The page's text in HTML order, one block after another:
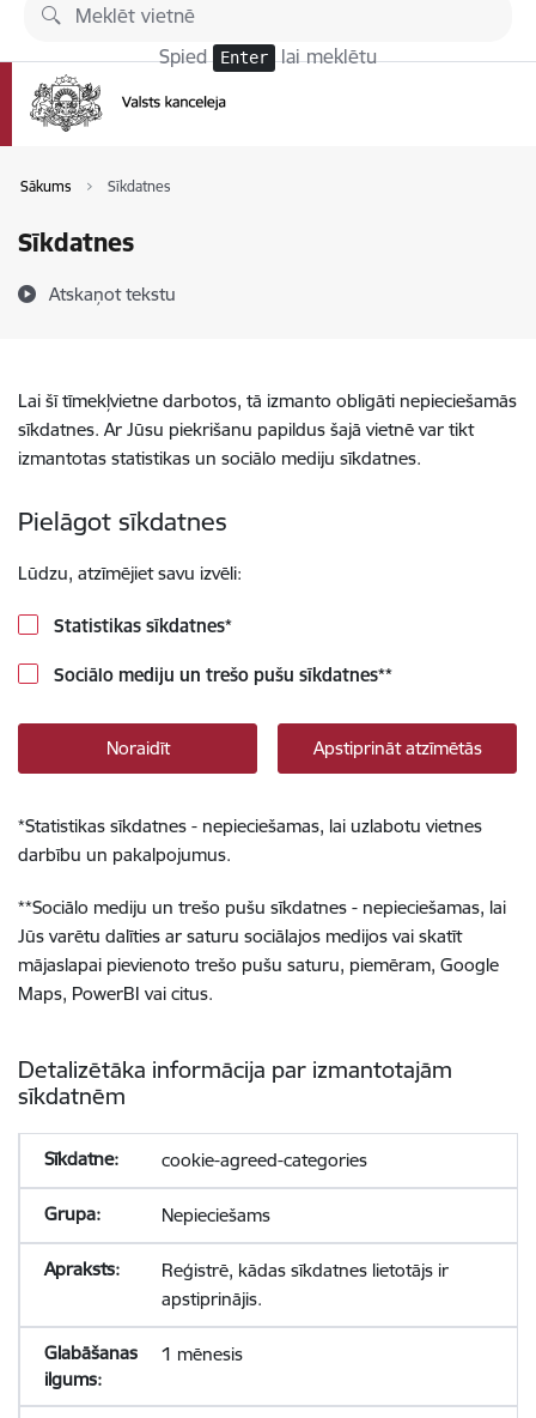
Pāriet uz lapas saturu
Spied Enter lai meklētu
Sākums Sīkdatnes
Sīkdatnes
Atskaņot tekstu
Lai šī tīmekļvietne darbotos, tā izmanto obligāti nepieciešamās
sīkdatnes. Ar Jūsu piekrišanu papildus šajā vietnē var tikt
izmantotas statistikas un sociālo mediju sīkdatnes.
Pielāgot sīkdatnes
Lūdzu, atzīmējiet savu izvēli:
Statistikas sīkdatnes*
Sociālo mediju un trešo pušu sīkdatnes**
Noraidīt Apstiprināt atzīmētās
*Statistikas sīkdatnes - nepieciešamas, lai uzlabotu vietnes
darbību un pakalpojumus.
**Sociālo mediju un trešo pušu sīkdatnes - nepieciešamas, lai
Jūs varētu dalīties ar saturu sociālajos medijos vai skatīt
mājaslapai pievienoto trešo pušu saturu, piemēram, Google
Maps, PowerBI vai citus.
Detalizētāka informācija par izmantotajām
sīkdatnēm
cookie-agreed-categories
Nepieciešams
Reģistrē, kādas sīkdatnes lietotājs ir
apstiprinājis.
1 mēnesis